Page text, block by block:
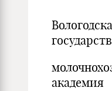
академия